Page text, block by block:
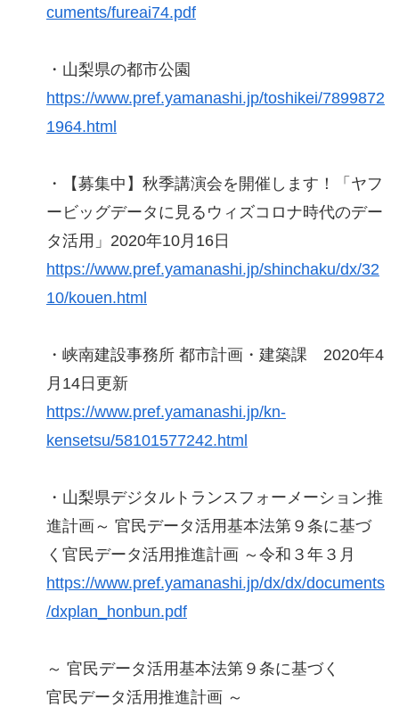
cuments/fureai74.pdf
・山梨県の都市公園
https://www.pref.yamanashi.jp/toshikei/7899872
1964.html
・【募集中】秋季講演会を開催します！「ヤフ
ービッグデータに見るウィズコロナ時代のデー
タ活用」2020年10月16日
https://www.pref.yamanashi.jp/shinchaku/dx/32
10/kouen.html
・峡南建設事務所 都市計画・建築課 2020年4
月14日更新
https://www.pref.yamanashi.jp/kn-
kensetsu/58101577242.html
・山梨県デジタルトランスフォーメーション推
進計画～ 官民データ活用基本法第９条に基づ
く官民データ活用推進計画 ～令和３年３月
https://www.pref.yamanashi.jp/dx/dx/documents
/dxplan_honbun.pdf
～ 官民データ活用基本法第９条に基づく
官民データ活用推進計画 ～